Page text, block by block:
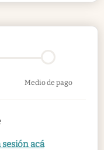
Medio de pago
acá